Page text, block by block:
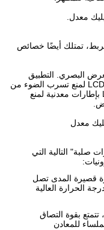
تمتلك أيضًا خصائص
البصري. التطبيق
الأكثر شيوعًا هو تثبيت لوحات الإضاءة الخلفية LCD لمنع تسرب الضوء من
الحواف (تسرب الضوء)؛ أو لتثبيت لوحات LCD بإطارات معدنية لمنع
"قدرات صلبة" التالية التي
قصيرة المدى تصل
درجة الحرارة العالية
مع سمك 0.1 مم فقط، تتمتع بقوة التصاق
للمعادن